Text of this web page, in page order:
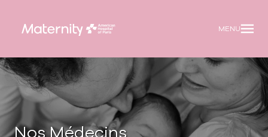
content
to
footer
MENU
Nos Médecins